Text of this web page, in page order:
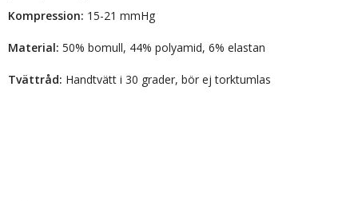
Kompression: 15-21 mmHg
Material: 50% bomull, 44% polyamid, 6% elastan
Tvättråd: Handtvätt i 30 grader, bör ej torktumlas